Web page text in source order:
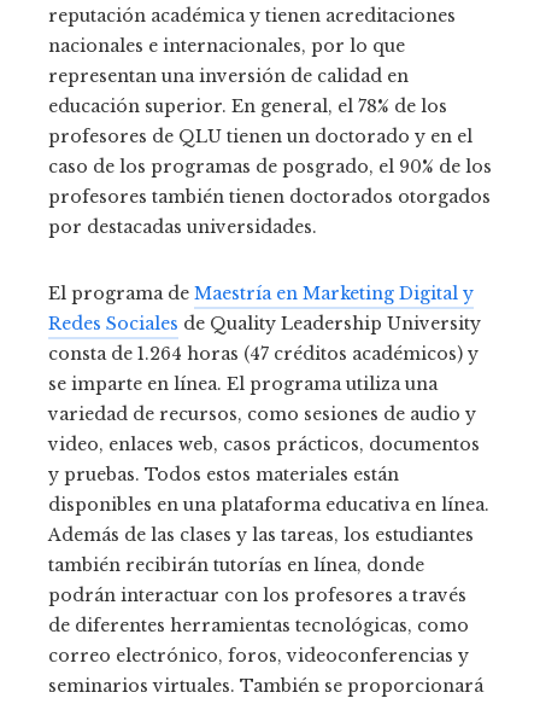
reputación académica y tienen acreditaciones
nacionales e internacionales, por lo que
representan una inversión de calidad en
educación superior. En general, el 78% de los
profesores de QLU tienen un doctorado y en el
caso de los programas de posgrado, el 90% de los
profesores también tienen doctorados otorgados
por destacadas universidades.
El programa de Maestría en Marketing Digital y
Redes Sociales de Quality Leadership University
consta de 1.264 horas (47 créditos académicos) y
se imparte en línea. El programa utiliza una
variedad de recursos, como sesiones de audio y
video, enlaces web, casos prácticos, documentos
y pruebas. Todos estos materiales están
disponibles en una plataforma educativa en línea.
Además de las clases y las tareas, los estudiantes
también recibirán tutorías en línea, donde
podrán interactuar con los profesores a través
de diferentes herramientas tecnológicas, como
correo electrónico, foros, videoconferencias y
seminarios virtuales. También se proporcionará